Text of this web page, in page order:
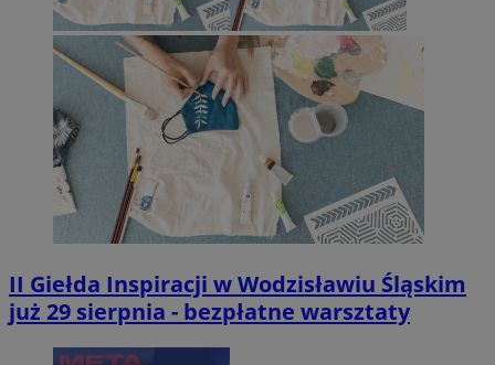
II Giełda Inspiracji w Wodzisławiu Śląskim
już 29 sierpnia - bezpłatne warsztaty